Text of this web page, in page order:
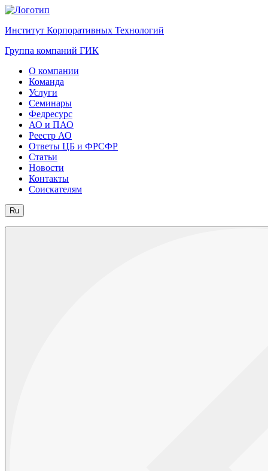
Институт Корпоративных Технологий
Группа компаний ГИК
О компании
Команда
Услуги
Семинары
Федресурс
АО и ПАО
Реестр АО
Ответы ЦБ и ФРСФР
Статьи
Новости
Контакты
Соискателям
Ru